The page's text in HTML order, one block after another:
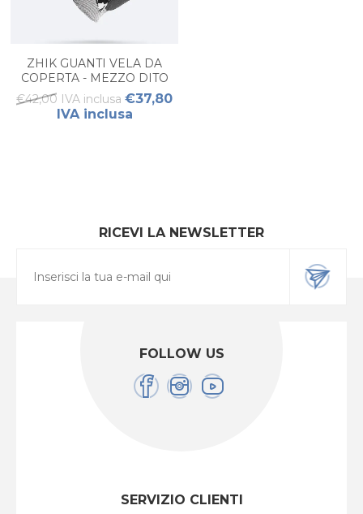
ZHIK GUANTI VELA DA
COPERTA - MEZZO DITO
UNISEX
€42,00 IVA inclusa €37,80
IVA inclusa
RICEVI LA NEWSLETTER
FOLLOW US
SERVIZIO CLIENTI